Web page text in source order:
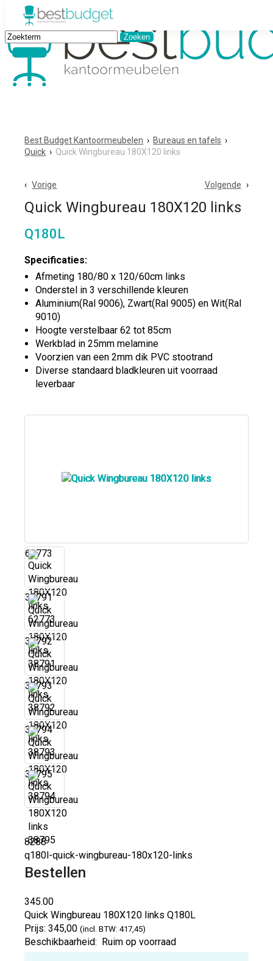
Best Budget Kantoormeubelen › Bureaus en tafels ›
Quick › Quick Wingbureau 180X120 links
Vorige Volgende
Quick Wingbureau 180X120 links
Q180L
Specificaties:
Afmeting 180/80 x 120/60cm links
Onderstel in 3 verschillende kleuren
Aluminium(Ral 9006), Zwart(Ral 9005) en Wit(Ral
9010)
Hoogte verstelbaar 62 tot 85cm
Werkblad in 25mm melamine
Voorzien van een 2mm dik PVC stootrand
Diverse standaard bladkleuren uit voorraad
leverbaar
62773
38791
38792
38793
38794
38795
8288
q180l-quick-wingbureau-180x120-links
Bestellen
345.00
Quick Wingbureau 180X120 linksQ180L
Prijs: 345,00 (incl. BTW: 417,45)
Beschikbaarheid: Ruim op voorraad